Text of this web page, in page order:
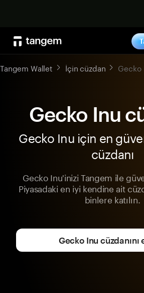
Tangem Wallet İçin cüzdan Gecko
Gecko Inu
Gecko Inu için en
cüzdanı
Gecko Inu'inizi Tangem ile
Piyasadaki en iyi kendine ait
binlere katılın.
Gecko Inu cüzdanını